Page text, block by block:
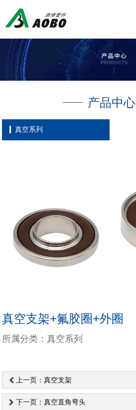
产品中心
真空系列
真空支架+氟胶圈+外圈
所属分类：真空系列
上一页：真空支架
下一页：真空直角弯头